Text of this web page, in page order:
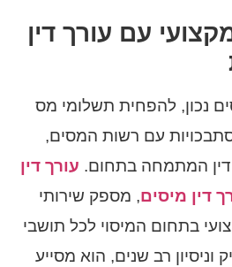
עם עורך דין
נכון, להפחית תשלומי מס
עם רשות המסים,
דין המתמחה בתחום. עורך דין
דין מיסים, מספק שירותי
בתחום המיסוי לכל תושבי
רב שנים, הוא מסייע